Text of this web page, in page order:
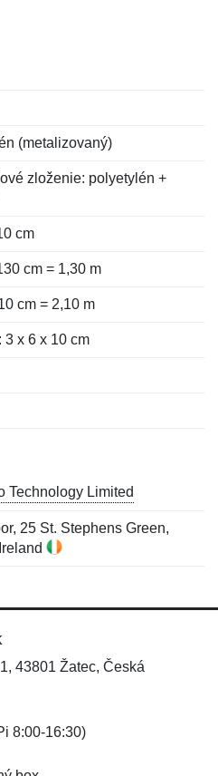
(metalizovaný)
zloženie: polyetylén +
cm
cm = 1,30 m
cm = 2,10 m
3 x 6 x 10 cm
Technology Limited
25 St. Stephens Green,
43801 Žatec, Česká
8:00-16:30)